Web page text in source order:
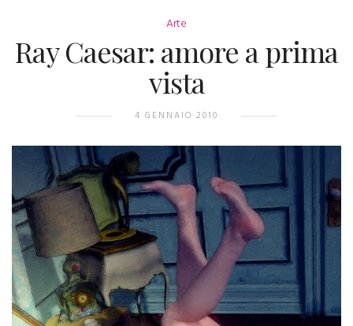
Arte
Ray Caesar: amore a prima
vista
4 GENNAIO 2010